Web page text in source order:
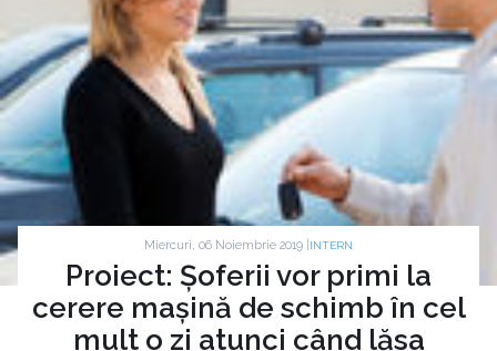
Miercuri, 06 Noiembrie 2019 | INTERN
Proiect: Șoferii vor primi la
cerere mașină de schimb în cel
mult o zi atunci când lăsa